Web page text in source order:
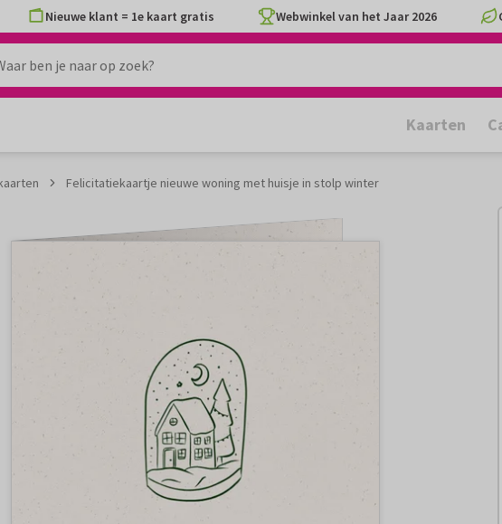
Nieuwe klant = 1e kaart gratis Webwinkel van het Jaar 2026
Kaarten
Felicitatiekaartje nieuwe woning met huisje in stolp winter